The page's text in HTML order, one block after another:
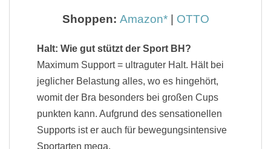
Shoppen: Amazon | OTTO
Halt: Wie gut stützt der Sport BH?
Maximum Support = ultraguter Halt. Hält bei
jeglicher Belastung alles, wo es hingehört,
womit der Bra besonders bei großen Cups
punkten kann. Aufgrund des sensationellen
Supports ist er auch für bewegungsintensive
Sportarten mega.